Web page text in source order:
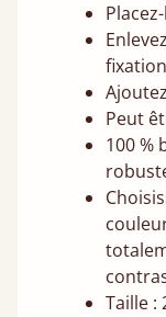
Peut
100 %
Taille :